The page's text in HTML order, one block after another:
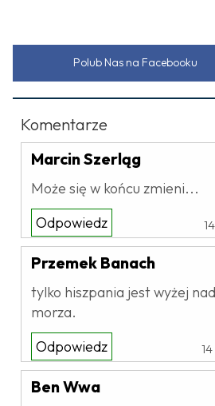
Polub Nas na Facebooku
Komentarze
Marcin Szerląg
Może się w końcu zmieni...
Odpowiedz
Przemek Banach
tylko hiszpania jest wyżej
morza.
Odpowiedz
Ben Wwa